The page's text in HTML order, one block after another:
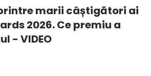
marii câștigători ai
2026. Ce premiu a
- VIDEO